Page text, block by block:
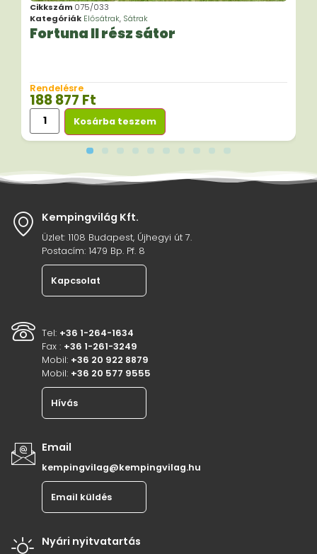
Cikkszám 075/033
Kategóriák Elősátrak, Sátrak
Fortuna II rész sátor
Rendelésre
188 877 Ft
Kosárba teszem
Kempingvilág Kft.
Üzlet: 1108 Budapest, Újhegyi út 7.
Postacím: 1479 Bp. Pf. 8
Kapcsolat
Tel: +36 1-264-1634
Fax : +36 1-261-3249
Mobil: +36 20 922 8879
Mobil: +36 20 577 9555
Hívás
Email
kempingvilag@kempingvilag.hu
Email küldés
Nyári nyitvatartás